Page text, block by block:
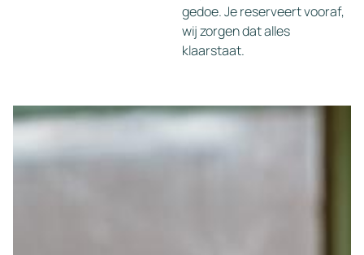
gedoe. Je reserveert vooraf,
wij zorgen dat alles
klaarstaat.